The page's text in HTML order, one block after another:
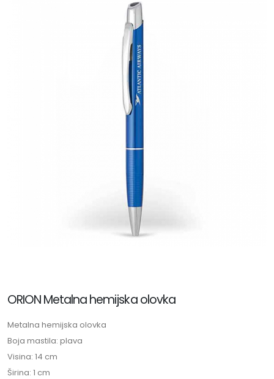
ORION Metalna hemijska olovka
Metalna hemijska olovka
Boja mastila: plava
Visina: 14 cm
Širina: 1 cm